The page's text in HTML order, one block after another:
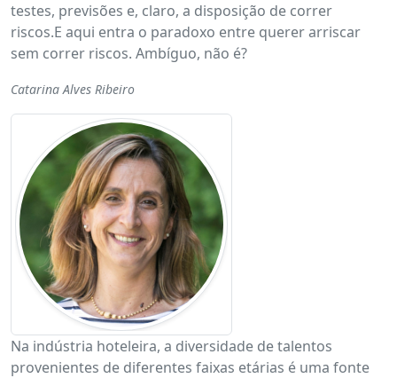
testes, previsões e, claro, a disposição de correr
riscos.E aqui entra o paradoxo entre querer arriscar
sem correr riscos. Ambíguo, não é?
Catarina Alves Ribeiro
Na indústria hoteleira, a diversidade de talentos
provenientes de diferentes faixas etárias é uma fonte